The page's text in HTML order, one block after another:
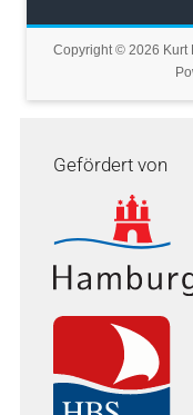
Copyright © 2026 Kurt
Gefördert von